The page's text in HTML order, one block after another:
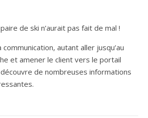
de ski n’aurait pas fait de mal !
autant aller jusqu’au
et amener le client vers le portail
de nombreuses informations